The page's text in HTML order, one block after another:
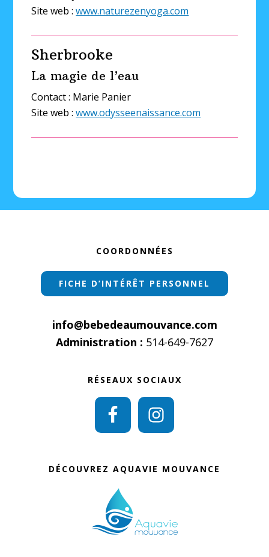
Site web :www.naturezenyoga.com
Sherbrooke
La magie de l’eau
Contact : Marie Panier
Site web :www.odysseenaissance.com
COORDONNÉES
FICHE D’INTÉRÊT PERSONNEL
info@bebedeaumouvance.com
Administration : 514-649-7627
RÉSEAUX SOCIAUX
DÉCOUVREZ AQUAVIE MOUVANCE